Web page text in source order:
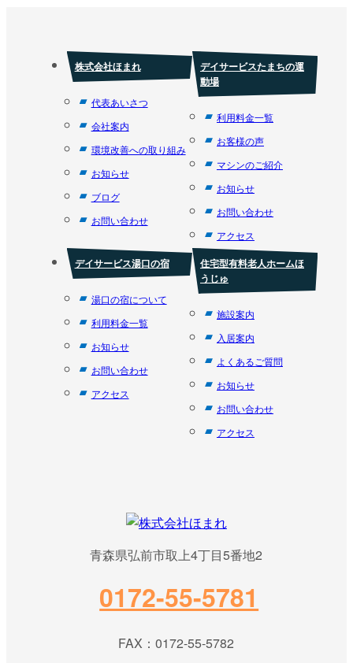
株式会社ほまれ
代表あいさつ
会社案内
環境改善への取り組み
お知らせ
ブログ
お問い合わせ
デイサービスたまちの運
動場
利用料金一覧
お客様の声
マシンのご紹介
お知らせ
お問い合わせ
アクセス
デイサービス湯口の宿
湯口の宿について
利用料金一覧
お知らせ
お問い合わせ
アクセス
住宅型有料老人ホームほ
うじゅ
施設案内
入居案内
よくあるご質問
お知らせ
お問い合わせ
アクセス
青森県弘前市取上4丁目5番地2
0172-55-5781
FAX：0172-55-5782